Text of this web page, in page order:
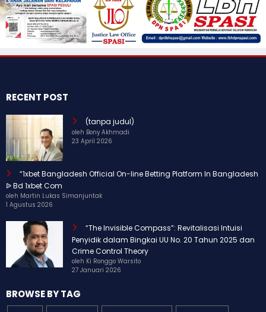
RECENT POST
(tanpa judul)
oleh Bony Akhmadi
23 April 2026
“1xbet Bangladesh Official On-line Betting Platform In Bangladesh
ᐉ Bd 1xbet Com
oleh Martin Lukas Simanjuntak
1 Agustus 2026
“The Invisible Compass”: Revitalisasi Intuisi
Penyidik dalam Bingkai UU No. 20 Tahun 2025 dan
Crime Control Theory
oleh Ki Ronggo Warsito
27 Januari 2026
BROWSE BY TAG